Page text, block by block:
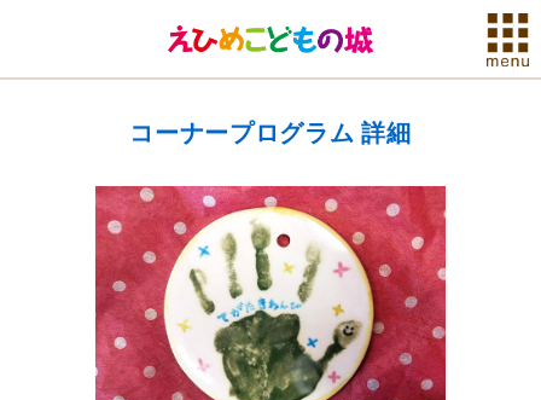
コーナープログラム 詳細